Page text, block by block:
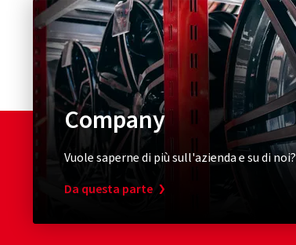
Company
Vuole saperne di più sull'azienda e su di noi?
Da questa parte